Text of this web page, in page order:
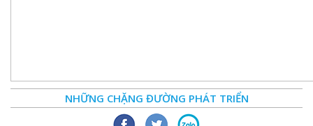
NHỮNG CHẶNG ĐƯỜNG PHÁT TRIỂN